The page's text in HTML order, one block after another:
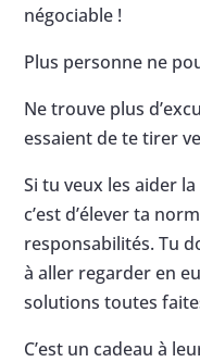
négociable !
Plus personne ne
Ne trouve plus
essaient de te tirer
Si tu veux les aider
c’est d’élever ta
responsabilités. Tu
à aller regarder en
solutions toutes
C’est un cadeau à